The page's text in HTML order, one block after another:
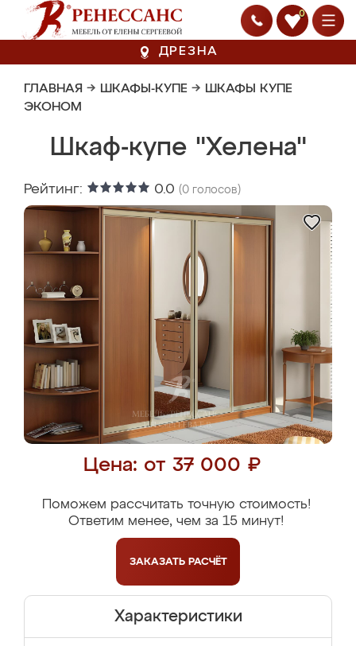
0
ДРЕЗНА
ГЛАВНАЯ → ШКАФЫ-КУПЕ → ШКАФЫ КУПЕ
ЭКОНОМ
Шкаф-купе "Хелена"
Рейтинг: 0.0 (0 голосов)
Цена: от 37 000 ₽
Поможем рассчитать точную стоимость!
Ответим менее, чем за 15 минут!
ЗАКАЗАТЬ РАСЧЁТ
Характеристики